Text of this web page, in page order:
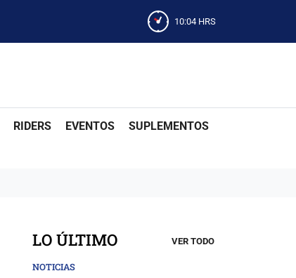
10:04 HRS
RIDERS EVENTOS SUPLEMENTOS
LO ÚLTIMO VER TODO
NOTICIAS